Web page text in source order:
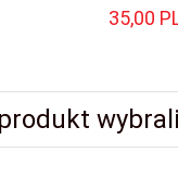
35,00